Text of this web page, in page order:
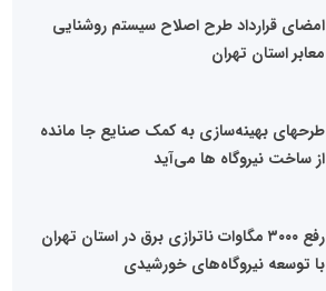
امضای قرارداد طرح اصلاح سیستم روشنایی
معابر استان تهران
طرحهای بهینه‌سازی به کمک صنایع جا مانده
از ساخت نیروگاه ها می‌آید
رفع ۳۰۰۰ مگاوات ناترازی برق در استان تهران
با توسعه نیروگاه‌های خورشیدی